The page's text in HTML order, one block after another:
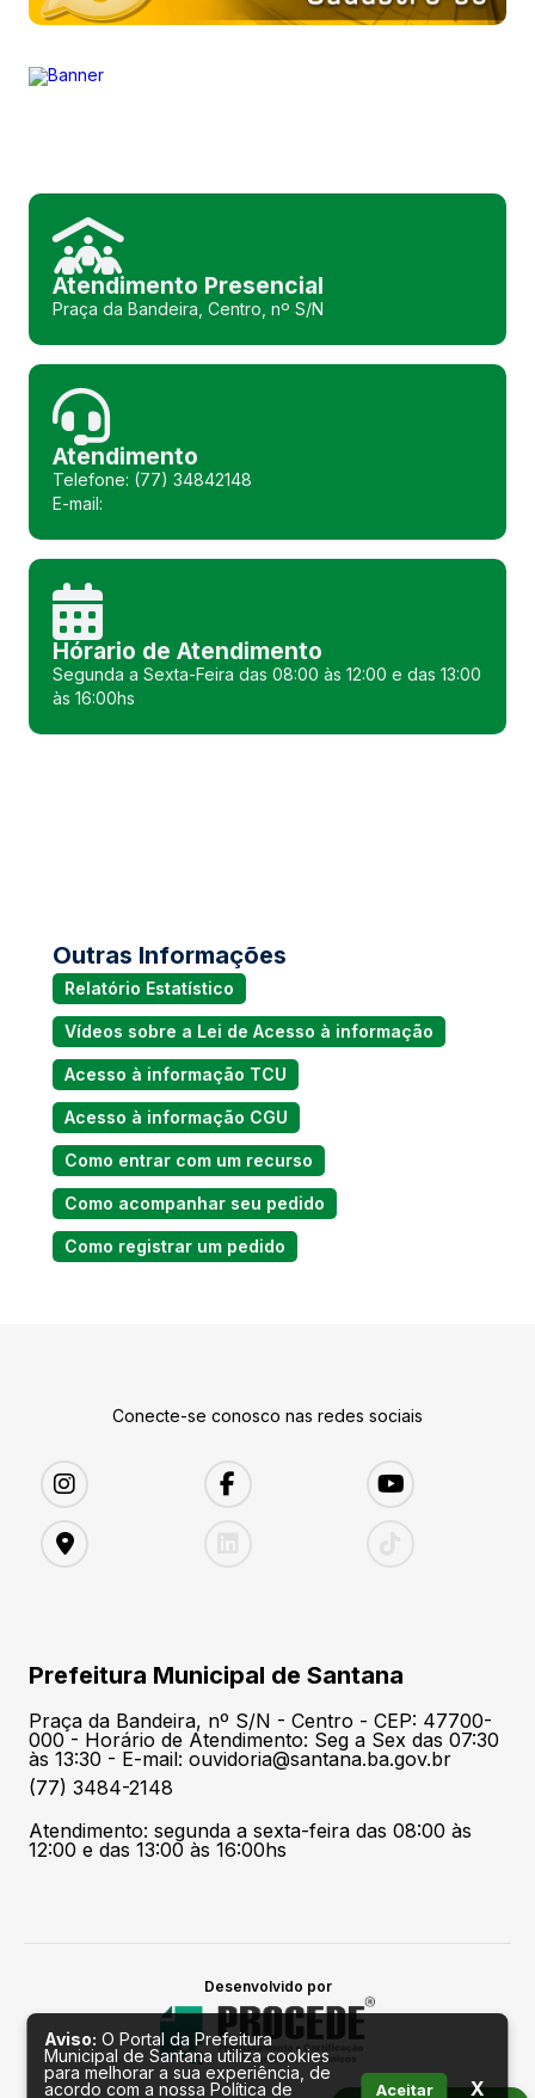
Atendimento Presencial
Praça da Bandeira, Centro, nº S/N
Atendimento
Telefone: (77) 34842148
E-mail:
Hórario de Atendimento
Segunda a Sexta-Feira das 08:00 às 12:00 e das 13:00
às 16:00hs
Outras Informações
Relatório Estatístico
Vídeos sobre a Lei de Acesso à informação
Acesso à informação TCU
Acesso à informação CGU
Como entrar com um recurso
Como acompanhar seu pedido
Como registrar um pedido
Conecte-se conosco nas redes sociais
Prefeitura Municipal de Santana
Praça da Bandeira, nº S/N - Centro - CEP: 47700-
000 - Horário de Atendimento: Seg a Sex das 07:30
às 13:30 - E-mail: ouvidoria@santana.ba.gov.br
(77) 3484-2148
Atendimento: segunda a sexta-feira das 08:00 às
12:00 e das 13:00 às 16:00hs
Desenvolvido por
Aviso: O Portal da Prefeitura
Municipal de Santana utiliza cookies
para melhorar a sua experiência, de
acordo com a nossa Política de
Aceitar X